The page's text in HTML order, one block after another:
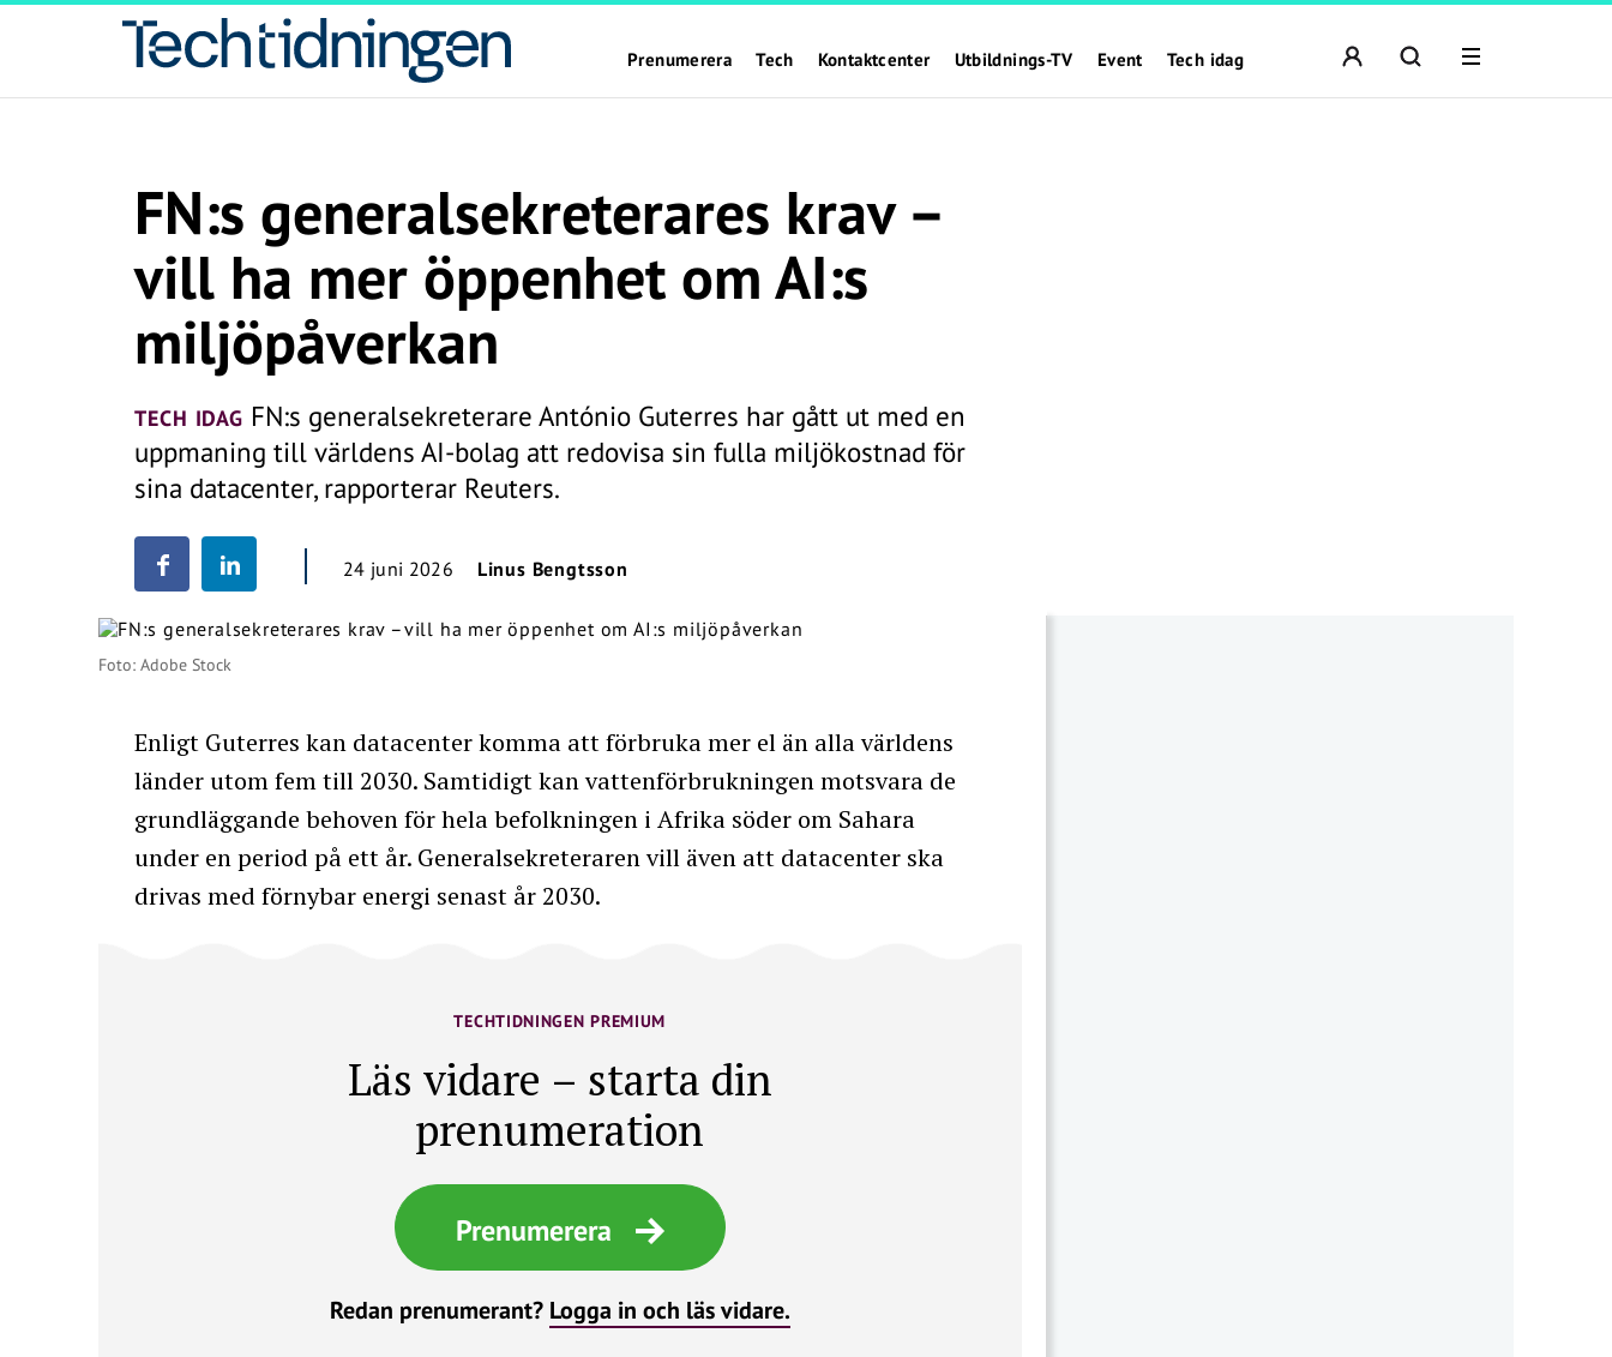
Prenumerera Tech Kontaktcenter Utbildnings-TV Event Tech idag
FN:s generalsekreterares krav –
vill ha mer öppenhet om AI:s
miljöpåverkan
TECH IDAG FN:s generalsekreterare António Guterres har gått ut med en
uppmaning till världens AI-bolag att redovisa sin fulla miljökostnad för
sina datacenter, rapporterar Reuters.
24 juni 2026 Linus Bengtsson
Foto: Adobe Stock
Enligt Guterres kan datacenter komma att förbruka mer el än alla världens
länder utom fem till 2030. Samtidigt kan vattenförbrukningen motsvara de
grundläggande behoven för hela befolkningen i Afrika söder om Sahara
under en period på ett år. Generalsekreteraren vill även att datacenter ska
drivas med förnybar energi senast år 2030.
TECHTIDNINGEN PREMIUM
Läs vidare – starta din
prenumeration
Prenumerera
Redan prenumerant? Logga in och läs vidare.